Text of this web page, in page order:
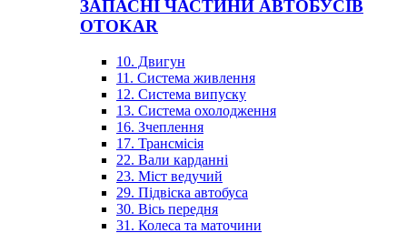
ЗАПАСНІ ЧАСТИНИ АВТОБУСІВ
OTOKAR
10. Двигун
11. Система живлення
12. Система випуску
13. Система охолодження
16. Зчеплення
17. Трансмісія
22. Вали карданні
23. Міст ведучий
29. Підвіска автобуса
30. Вісь передня
31. Колеса та маточини